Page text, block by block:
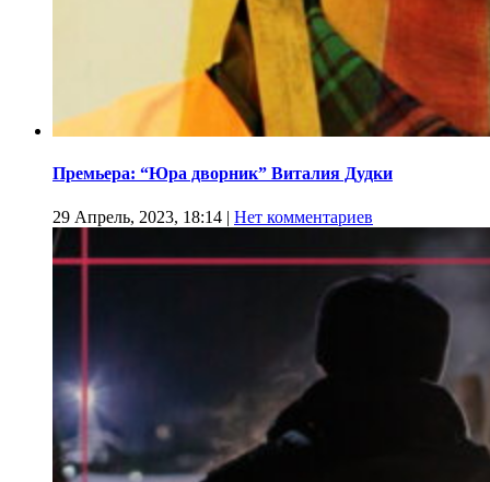
Премьера: “Юра дворник” Виталия Дудки
29 Апрель, 2023, 18:14 | Нет комментариев